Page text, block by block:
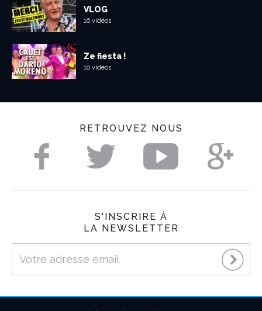
VLOG
16 vidéos
Ze fiesta !
10 vidéos
RETROUVEZ NOUS
S'INSCRIRE À
LA NEWSLETTER